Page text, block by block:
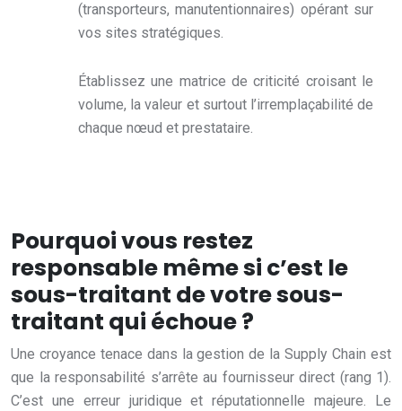
(transporteurs, manutentionnaires) opérant sur
vos sites stratégiques.
Établissez une matrice de criticité croisant le
volume, la valeur et surtout l’irremplaçabilité de
chaque nœud et prestataire.
Pourquoi vous restez
responsable même si c’est le
sous-traitant de votre sous-
traitant qui échoue ?
Une croyance tenace dans la gestion de la Supply Chain est
que la responsabilité s’arrête au fournisseur direct (rang 1).
C’est une erreur juridique et réputationnelle majeure. Le